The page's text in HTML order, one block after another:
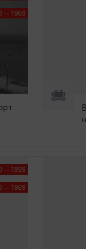
— 1969
— 1959
— 1969